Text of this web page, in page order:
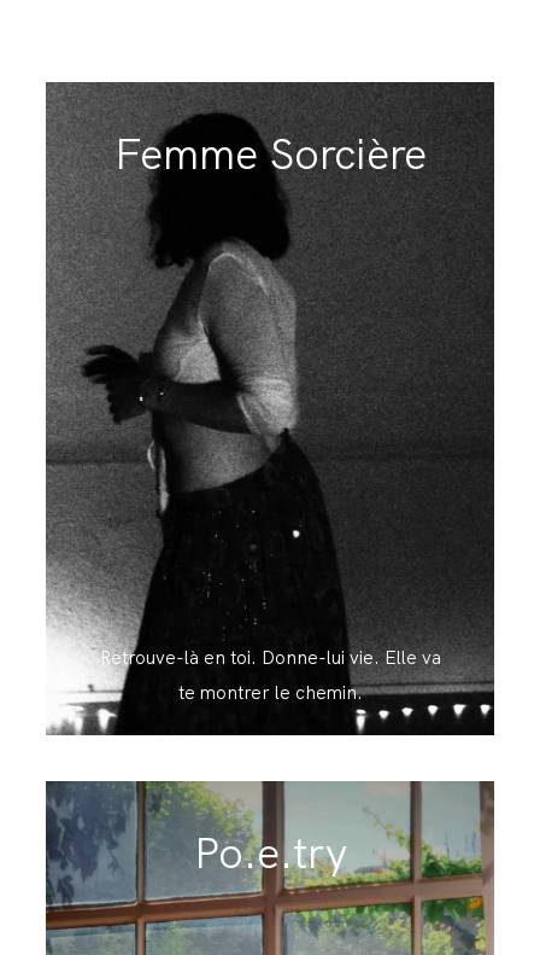
Femme Sorcière
Retrouve-là en toi. Donne-lui vie. Elle va
te montrer le chemin.
Po.e.try